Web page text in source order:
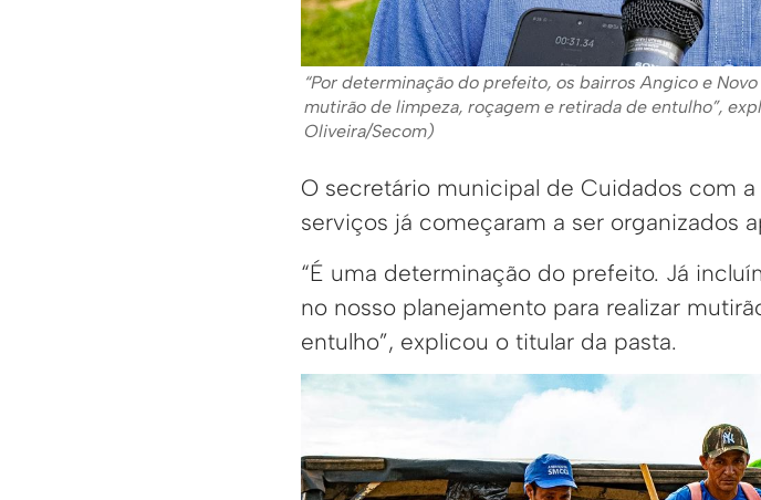
“Por determinação do prefeito, os bairros Angico e
mutirão de limpeza, roçagem e retirada de entulho”,
Oliveira/Secom)
O secretário municipal de Cuidados com
serviços já começaram a ser organizados
“É uma determinação do prefeito. Já
no nosso planejamento para realizar
entulho”, explicou o titular da pasta.